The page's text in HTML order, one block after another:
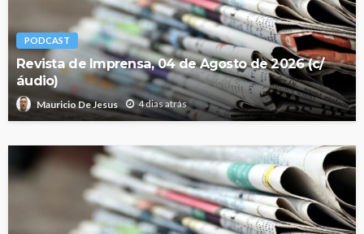
PODCAST
Revista de Imprensa, 04 de Agosto de 2026 (c/
áudio)
Mauricio De Jesus 4 dias atrás